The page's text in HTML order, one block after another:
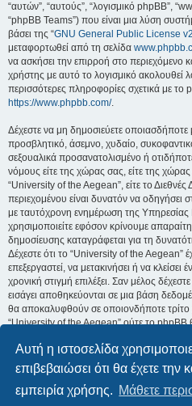
Αυτή η ιστοσελίδα
επιβεβαιώσει ότι θα έχετε την
εμπειρία χρήσης. Μάθετε
“αυτών”, “αυτούς”, “λογισμικό phpBB”,
“phpBB Teams”) που είναι μια λύση
βάσει της “GNU General Public License v2
μεταφορτωθεί από τη σελίδα
να ασκήσει την επιρροή στο περιεχόμενο
χρήστης με αυτό το λογισμικό ακολουθεί
περισσότερες πληροφορίες σχετικά με
https://www.phpbb.com/.
Δέχεστε να μη δημοσιεύετε οποιασδήποτε
προσβλητικό, άσεμνο, χυδαίο,
σεξουαλικά προσανατολισμένο ή
νόμους είτε της χώρας σας, είτε της χώρας
“University of the Aegean”, είτε το Διεθνές
περιεχομένου είναι δυνατόν να οδηγήσει
με ταυτόχρονη ενημέρωση της
χρησιμοποιείτε εφόσον κρίνουμε
δημοσίευσης καταγράφεται για τη
Δέχεστε ότι το “University of the Aegean”
επεξεργαστεί, να μετακινήσει ή να
χρονική στιγμή επιλέξει. Σαν μέλος
εισάγει αποθηκεύονται σε μια βάση
θα αποκαλυφθούν σε οποιονδήποτε τρίτο
“University of the Aegean” ούτε το phpBB
οποιαδήποτε απόπειρα ηλεκτρονικής
δυνατόν να οδηγήσει σε απώλεια αυτών
Board